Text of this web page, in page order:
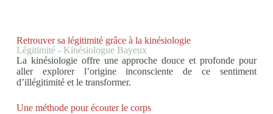
Retrouver sa légitimité grâce à la kinésiologie
Légitimité - Kinésiologue Bayeux
La kinésiologie offre une approche douce et profonde pour
aller explorer l’origine inconsciente de ce sentiment
d’illégitimité et le transformer.
Une méthode pour écouter le corps